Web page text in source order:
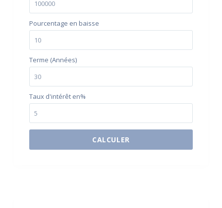
Pourcentage en baisse
Terme (Années)
Taux d'intérêt en%
CALCULER
$500 / month